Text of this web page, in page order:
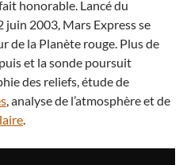
honorable. Lancé du
juin 2003, Mars Express se
de la Planète rouge. Plus de
et la sonde poursuit
des reliefs, étude de
, analyse de l’atmosphère et de
.